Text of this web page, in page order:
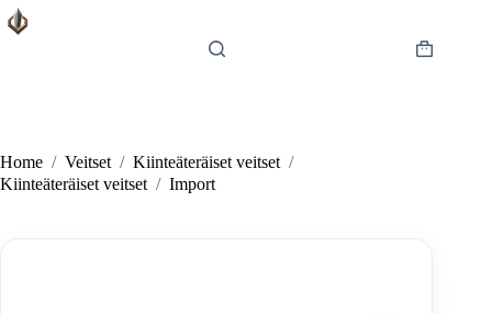
Skip
to
Shopping
Home / Veitset / Kiinteäteräiset veitset /
Kiinteäteräiset veitset / Import